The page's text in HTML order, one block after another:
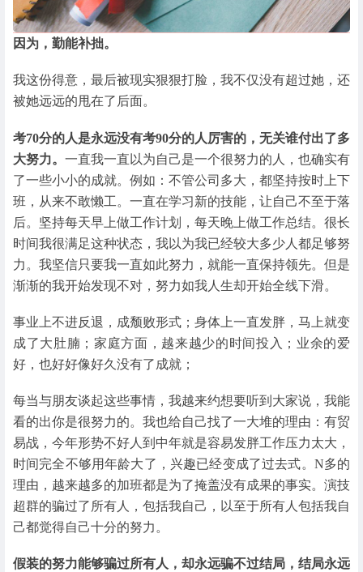
因为，勤能补拙。
我这份得意，最后被现实狠狠打脸，我不仅没有超过她，还
被她远远的甩在了后面。
考70分的人是永远没有考90分的人厉害的，无关谁付出了多
大努力。 一直我一直以为自己是一个很努力的人，也确实有
了一些小小的成就。例如：不管公司多大，都坚持按时上下
班，从来不敢懒工。一直在学习新的技能，让自己不至于落
后。坚持每天早上做工作计划，每天晚上做工作总结。很长
时间我很满足这种状态，我以为我已经较大多少人都足够努
力。我坚信只要我一直如此努力，就能一直保持领先。但是
渐渐的我开始发现不对，努力如我人生却开始全线下滑。
事业上不进反退，成颓败形式；身体上一直发胖，马上就变
成了大肚腩；家庭方面，越来越少的时间投入；业余的爱
好，也好好像好久没有了成就；
每当与朋友谈起这些事情，我越来约想要听到大家说，我能
看的出你是很努力的。我也给自己找了一大堆的理由：有贸
易战，今年形势不好人到中年就是容易发胖工作压力太大，
时间完全不够用年龄大了，兴趣已经变成了过去式。N多的
理由，越来越多的加班都是为了掩盖没有成果的事实。演技
超群的骗过了所有人，包括我自己，以至于所有人包括我自
己都觉得自己十分的努力。
假装的努力能够骗过所有人，却永远骗不过结局，结局永远